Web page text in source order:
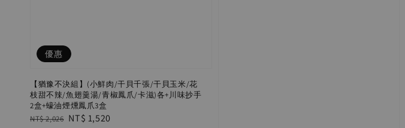
優惠
【猶豫不決組】(小鮮肉/干貝千張/干貝玉米/花
枝甜不辣/魚翅羹湯/青椒鳳爪/卡滋)各+川味抄手
2盒+蠔油煙燻鳳爪3盒
Regular
NT$ 2,026 Sale
NT$ 1,520